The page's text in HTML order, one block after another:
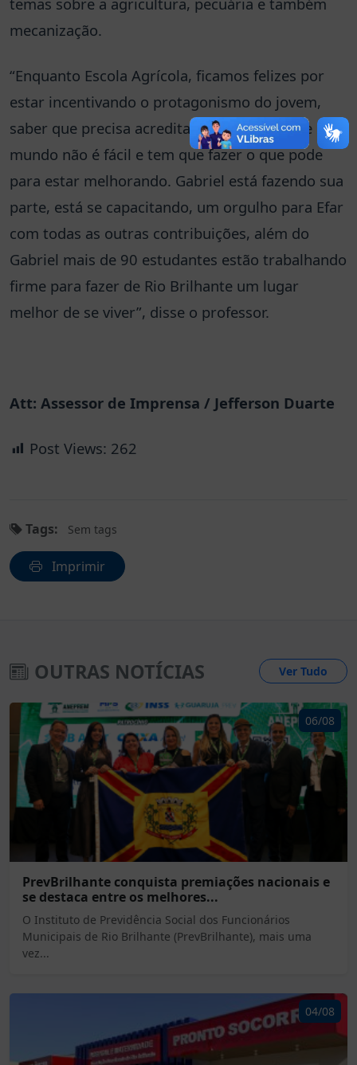
mecanização.
“Enquanto Escola Agrícola, ficamos felizes por
estar incentivando o protagonismo do jovem,
saber que precisa acreditar nos sonhos, que o
mundo não é fácil e tem que fazer o que pode
para estar melhorando. Gabriel está fazendo sua
parte, está se capacitando, um orgulho para Efar
com todas as outras contribuições, além do
Gabriel mais de 90 estudantes estão trabalhando
firme para fazer de Rio Brilhante um lugar
melhor de se viver”, disse o professor.
Att: Assessor de Imprensa / Jefferson Duarte
Post Views: 262
Tags: Sem tags
Imprimir
OUTRAS NOTÍCIAS Ver Tudo
06/08
PrevBrilhante conquista premiações nacionais e
se destaca entre os melhores...
O Instituto de Previdência Social dos Funcionários
Municipais de Rio Brilhante (PrevBrilhante), mais uma
vez...
04/08